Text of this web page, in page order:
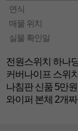
연식
매물 위치
실물 확인일
전원스위치 하나
커버나이프 스위
나침판 신품 5만원
와이퍼 본체 2개